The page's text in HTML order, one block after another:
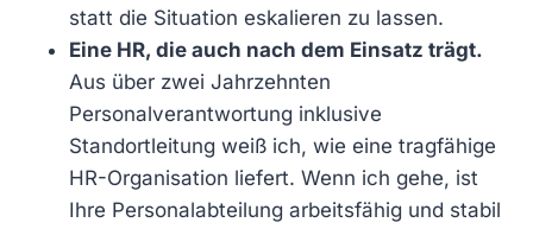
statt die Situation eskalieren zu lassen.
Eine HR, die auch nach dem Einsatz trägt.
Aus über zwei Jahrzehnten
Personalverantwortung inklusive
Standortleitung weiß ich, wie eine tragfähige
HR-Organisation liefert. Wenn ich gehe, ist
Ihre Personalabteilung arbeitsfähig und stabil